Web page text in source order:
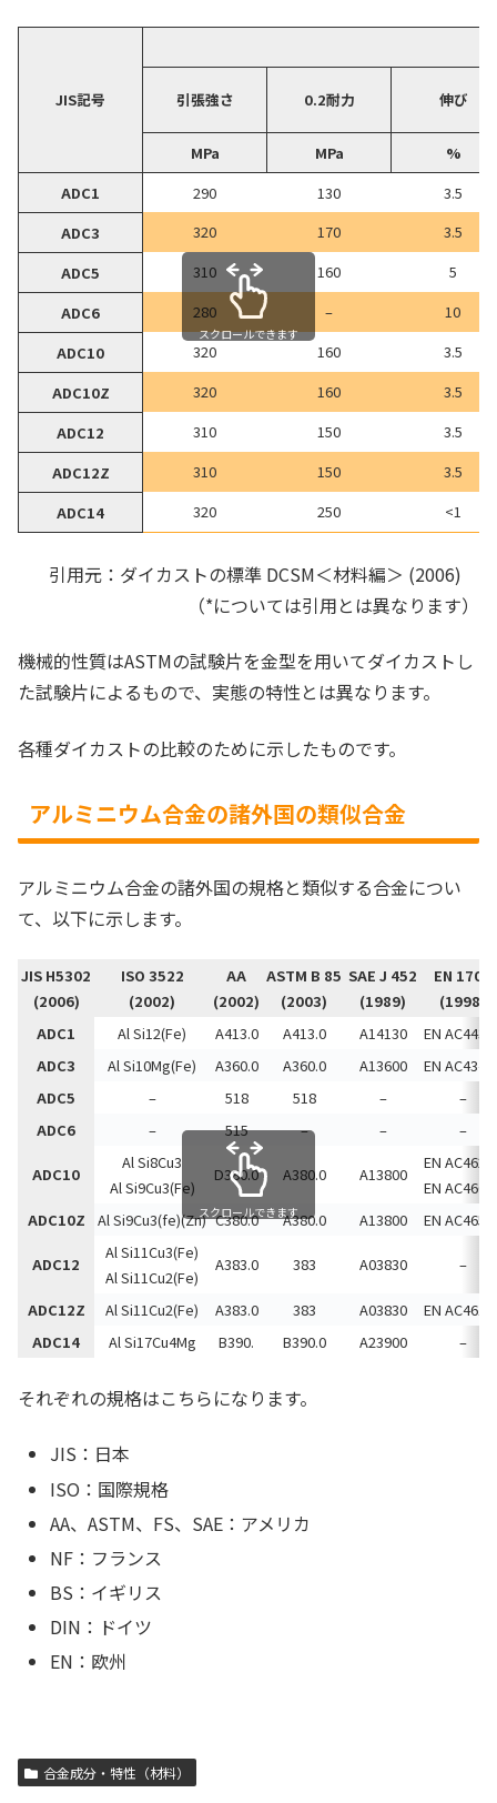
JIS記号 引張強さ 0.2耐力 伸び
MPa MPa
%
ADC1
290 130
3.5
ADC3
320 170
3.5
ADC5
310 160
5
ADC6
280 –
10
ADC10
320 160
3.5
ADC10Z
320 160
3.5
ADC12
310 150
3.5
ADC12Z
310 150
3.5
ADC14
320 250 <1
スクロールできます
引用元：ダイカストの標準 DCSM＜材料編＞ (2006)
（*については引用とは異なります）
機械的性質はASTMの試験片を金型を用いてダイカストし
た試験片によるもので、実態の特性とは異なります。
各種ダイカストの比較のために示したものです。
アルミニウム合金の諸外国の類似合金
アルミニウム合金の諸外国の規格と類似する合金につい
て、以下に示します。
JIS H5302
(2006)
ISO 3522
(2002)
AA
(2002)
ASTM B 85
(2003)
SAE J 452
(1989)
EN 1706
(1998)
ADC1
Al Si12(Fe) A413.0 A413.0 A14130
EN
ADC3
Al Si10Mg(Fe) A360.0 A360.0 A13600
EN
ADC5
– 518 518 –
–
ADC6
– 515 – – –
ADC10
Al Si8Cu3
Al Si9Cu3(Fe)
D380.0 A380.0 A13800
EN
EN
ADC10Z
Al Si9Cu3(fe)(Zn) C380.0 A380.0 A13800 EN
ADC12
Al Si11Cu3(Fe)
Al Si11Cu2(Fe)
A383.0 383 A03830 –
ADC12Z Al Si11Cu2(Fe) A383.0 383 A03830
EN
ADC14
Al Si17Cu4Mg B390. B390.0 A23900 –
スクロールできます
それぞれの規格はこちらになります。
JIS：日本
ISO：国際規格
AA、ASTM、FS、SAE：アメリカ
NF：フランス
BS：イギリス
DIN：ドイツ
EN：欧州
合金成分・特性（材料）